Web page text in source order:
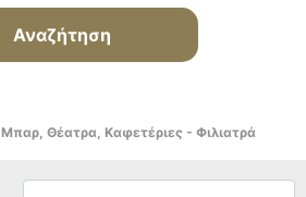
Αναζήτηση
Μπαρ, Θέατρα, Καφετέριες - Φιλιατρά